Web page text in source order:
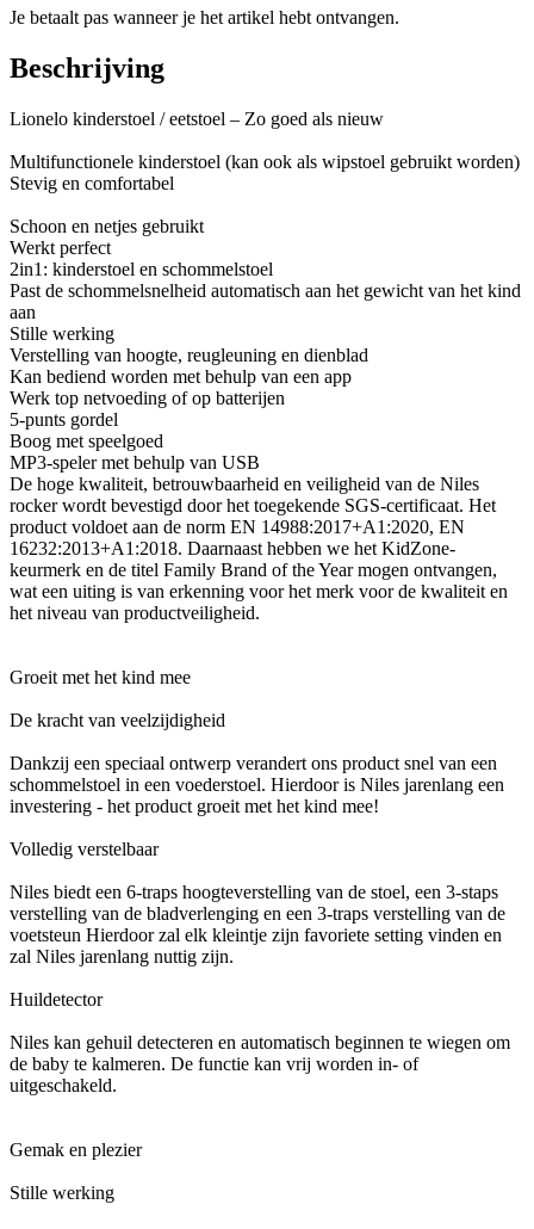
Je betaalt pas wanneer je het artikel hebt ontvangen.
Beschrijving
Lionelo kinderstoel / eetstoel – Zo goed als nieuw
Multifunctionele kinderstoel (kan ook als wipstoel gebruikt worden)
Stevig en comfortabel
Schoon en netjes gebruikt
Werkt perfect
2in1: kinderstoel en schommelstoel
Past de schommelsnelheid automatisch aan het gewicht van het kind
aan
Stille werking
Verstelling van hoogte, reugleuning en dienblad
Kan bediend worden met behulp van een app
Werk top netvoeding of op batterijen
5-punts gordel
Boog met speelgoed
MP3-speler met behulp van USB
De hoge kwaliteit, betrouwbaarheid en veiligheid van de Niles
rocker wordt bevestigd door het toegekende SGS-certificaat. Het
product voldoet aan de norm EN 14988:2017+A1:2020, EN
16232:2013+A1:2018. Daarnaast hebben we het KidZone-
keurmerk en de titel Family Brand of the Year mogen ontvangen,
wat een uiting is van erkenning voor het merk voor de kwaliteit en
het niveau van productveiligheid.
Groeit met het kind mee
De kracht van veelzijdigheid
Dankzij een speciaal ontwerp verandert ons product snel van een
schommelstoel in een voederstoel. Hierdoor is Niles jarenlang een
investering - het product groeit met het kind mee!
Volledig verstelbaar
Niles biedt een 6-traps hoogteverstelling van de stoel, een 3-staps
verstelling van de bladverlenging en een 3-traps verstelling van de
voetsteun Hierdoor zal elk kleintje zijn favoriete setting vinden en
zal Niles jarenlang nuttig zijn.
Huildetector
Niles kan gehuil detecteren en automatisch beginnen te wiegen om
de baby te kalmeren. De functie kan vrij worden in- of
uitgeschakeld.
Gemak en plezier
Stille werking